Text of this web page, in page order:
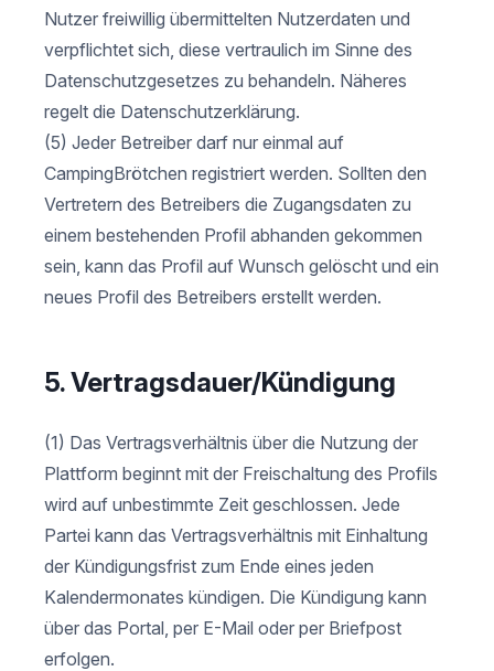
Nutzer freiwillig übermittelten Nutzerdaten und
verpflichtet sich, diese vertraulich im Sinne des
Datenschutzgesetzes zu behandeln. Näheres
regelt die Datenschutzerklärung.
(5) Jeder Betreiber darf nur einmal auf
CampingBrötchen registriert werden. Sollten den
Vertretern des Betreibers die Zugangsdaten zu
einem bestehenden Profil abhanden gekommen
sein, kann das Profil auf Wunsch gelöscht und ein
neues Profil des Betreibers erstellt werden.
5. Vertragsdauer/Kündigung
(1) Das Vertragsverhältnis über die Nutzung der
Plattform beginnt mit der Freischaltung des Profils
wird auf unbestimmte Zeit geschlossen. Jede
Partei kann das Vertragsverhältnis mit Einhaltung
der Kündigungsfrist zum Ende eines jeden
Kalendermonates kündigen. Die Kündigung kann
über das Portal, per E-Mail oder per Briefpost
erfolgen.